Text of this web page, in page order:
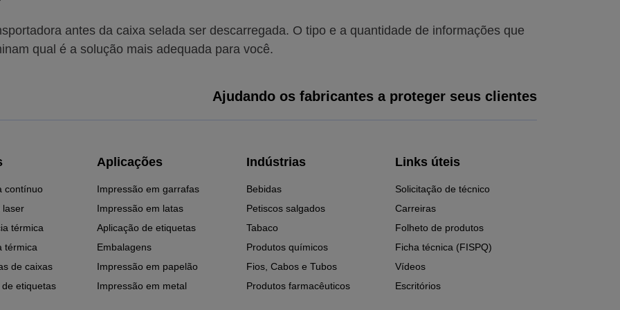
antes da caixa selada ser descarregada. O tipo e a quantidade de informações que
qual é a solução mais adequada para você.
Ajudando os fabricantes a proteger seus clientes
contínuo
laser
térmica
térmica
de caixas
de etiquetas
Aplicações
Impressão em garrafas
Impressão em latas
Aplicação de etiquetas
Embalagens
Impressão em papelão
Impressão em metal
Indústrias
Bebidas
Petiscos salgados
Tabaco
Produtos químicos
Fios, Cabos e Tubos
Produtos farmacêuticos
Links úteis
Solicitação de técnico
Carreiras
Folheto de produtos
Ficha técnica (FISPQ)
Vídeos
Escritórios